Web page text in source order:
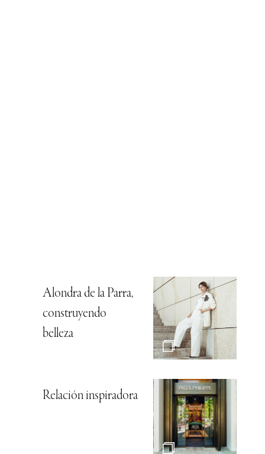
Alondra de la Parra,
construyendo
belleza
Relación inspiradora